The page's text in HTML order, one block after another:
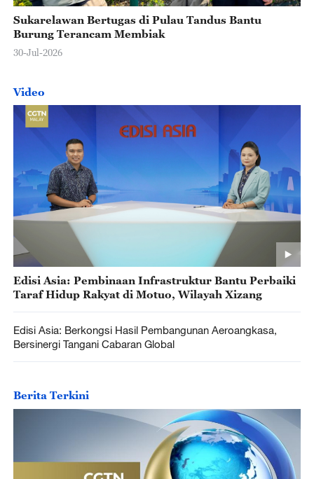
Sukarelawan Bertugas di Pulau Tandus Bantu
Burung Terancam Membiak
30-Jul-2026
Video
Edisi Asia: Pembinaan Infrastruktur Bantu Perbaiki
Taraf Hidup Rakyat di Motuo, Wilayah Xizang
Edisi Asia: Berkongsi Hasil Pembangunan Aeroangkasa,
Bersinergi Tangani Cabaran Global
Berita Terkini